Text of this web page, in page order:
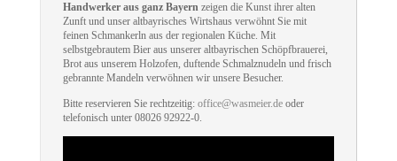
Handwerker aus ganz Bayernzeigen die Kunst ihrer alten
Zunft und unser altbayrisches Wirtshaus verwöhnt Sie mit
feinen Schmankerln aus der regionalen Küche. Mit
selbstgebrautem Bier aus unserer altbayrischen Schöpfbrauerei,
Brot aus unserem Holzofen, duftende Schmalznudeln und frisch
gebrannte Mandeln verwöhnen wir unsere Besucher.
Bitte reservieren Sie rechtzeitig: office@wasmeier.deoder
telefonisch unter 08026 92922-0.